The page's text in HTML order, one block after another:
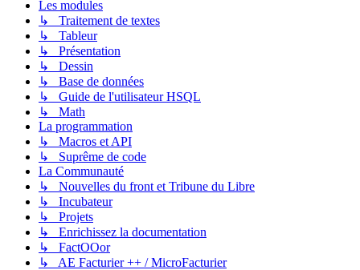
Les modules
↳ Traitement de textes
↳ Tableur
↳ Présentation
↳ Dessin
↳ Base de données
↳ Guide de l'utilisateur HSQL
↳ Math
La programmation
↳ Macros et API
↳ Suprême de code
La Communauté
↳ Nouvelles du front et Tribune du Libre
↳ Incubateur
↳ Projets
↳ Enrichissez la documentation
↳ FactOOor
↳ AE Facturier ++ / MicroFacturier